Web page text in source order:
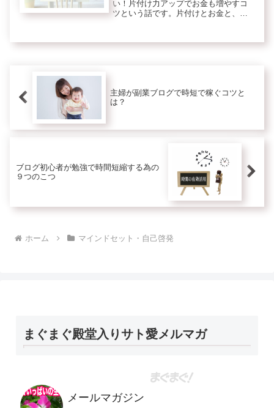
い！片付け力アップでお金も増やすコ
ツという話です。片付けとお金と、何
えやすいんです。逆に片付け力が低い
主婦が副業ブログで時短で稼ぐコツと
は？
ブログ初心者が勉強で時間短縮する為の
９つのこつ
ホーム マインドセット・自己啓発
まぐまぐ殿堂入りサト愛メルマガ
メールマガジン